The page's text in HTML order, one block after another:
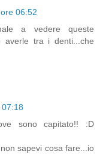
06:52
a vedere queste
averle tra i denti...che
sono capitato!! :D
sapevi cosa fare...io